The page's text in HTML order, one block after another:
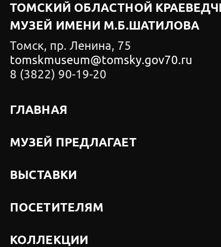
ТОМСКИЙ ОБЛАСТНОЙ
МУЗЕЙ ИМЕНИ М.Б.ШАТИЛОВА
Томск, пр. Ленина, 75
tomskmuseum@tomsky.gov70.ru
8 (3822) 90-19-20
ГЛАВНАЯ
МУЗЕЙ ПРЕДЛАГАЕТ
ВЫСТАВКИ
ПОСЕТИТЕЛЯМ
КОЛЛЕКЦИИ